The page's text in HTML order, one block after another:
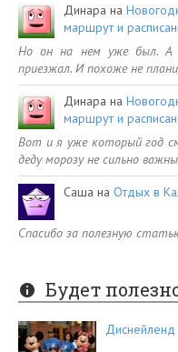
Динара на
маршрут и
Но он на нем уже был. А
приезжал. И похоже не
Динара на
маршрут и
Вот и я уже который год
деду морозу не сильно
Саша на Отдых в
Спасибо за полезную
Будет
Диснейленд